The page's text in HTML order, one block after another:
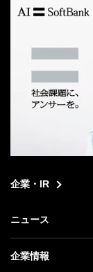
企業・IR
ニュース
ニュース トップ
企業情報